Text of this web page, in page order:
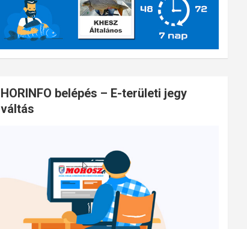
HORINFO belépés – E-területi jegy
váltás